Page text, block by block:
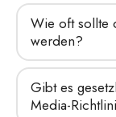
Wie oft sollte
werden?
Gibt es
Media-